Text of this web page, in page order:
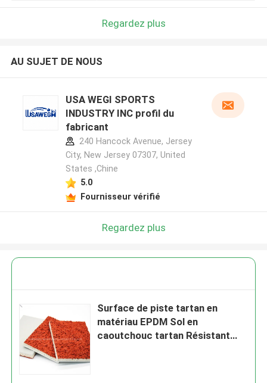
Regardez plus
AU SUJET DE NOUS
USA WEGI SPORTS
INDUSTRY INC profil du
fabricant
240 Hancock Avenue, Jersey
City, New Jersey 07307, United
States ,Chine
5.0
Fournisseur vérifié
Regardez plus
Surface de piste tartan en
matériau EPDM Sol en
caoutchouc tartan Résistant